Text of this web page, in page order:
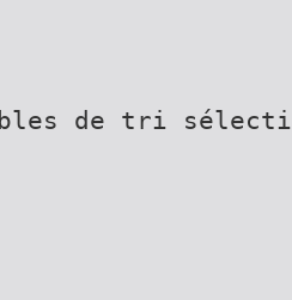
de tri